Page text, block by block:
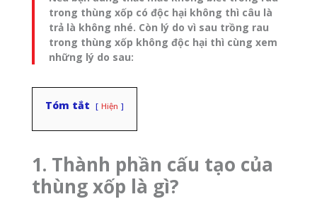
trong thùng xốp có độc hại không thì câu là
trả là không nhé. Còn lý do vì sau trồng rau
trong thùng xốp không độc hại thì cùng xem
những lý do sau:
Tóm tắt Hiện
1. Thành phần cấu tạo của
thùng xốp là gì?